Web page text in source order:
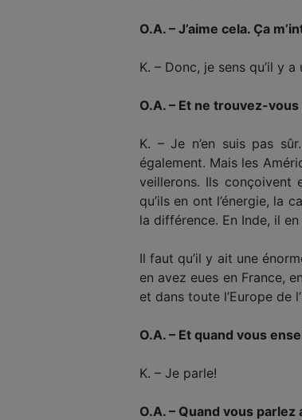
O.A. – J’aime cela. Ça
K. – Donc, je sens qu’il y
O.A. – Et ne trouvez-
K. – Je n’en suis pas
également. Mais les
veillerons. Ils conçoivent
qu’ils en ont l’énergie, la
la différence. En Inde, il
Il faut qu’il y ait une
en avez eues en France,
et dans toute l’Europe de
O.A. – Et quand vous
K. – Je parle!
O.A. – Quand vous